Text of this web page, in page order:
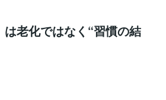
は老化ではなく“習慣の結